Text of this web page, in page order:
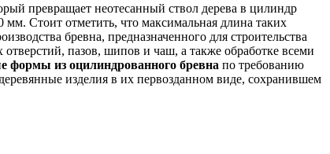
превращает неотесанный ствол дерева в цилиндр
Стоит отметить, что максимальная длина таких
бревна, предназначенного для строительства
пазов, шипов и чаш, а также обработке всеми
формы из оцилиндрованного бревна по требованию
изделия в их первозданном виде, сохранившем